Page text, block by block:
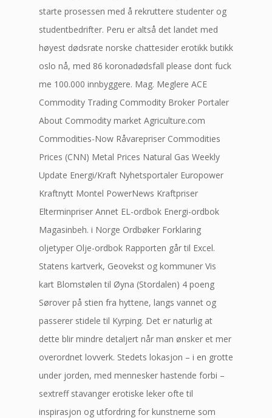
starte prosessen med å rekruttere studenter og
studentbedrifter. Peru er altså det landet med
høyest dødsrate norske chattesider erotikk butikk
oslo nå, med 86 koronadødsfall please dont fuck
me 100.000 innbyggere. Mag. Meglere ACE
Commodity Trading Commodity Broker Portaler
About Commodity market Agriculture.com
Commodities-Now Råvarepriser Commodities
Prices (CNN) Metal Prices Natural Gas Weekly
Update Energi/Kraft Nyhetsportaler Europower
Kraftnytt Montel PowerNews Kraftpriser
Elterminpriser Annet EL-ordbok Energi-ordbok
Magasinbeh. i Norge Ordbøker Forklaring
oljetyper Olje-ordbok Rapporten går til Excel.
Statens kartverk, Geovekst og kommuner Vis
kart Blomstølen til Øyna (Stordalen) 4 poeng
Sørover på stien fra hyttene, langs vannet og
passerer stidele til Kyrping. Det er naturlig at
dette blir mindre detaljert når man ønsker et mer
overordnet lovverk. Stedets lokasjon – i en grotte
under jorden, med mennesker hastende forbi –
sextreff stavanger erotiske leker ofte til
inspirasjon og utfordring for kunstnerne som